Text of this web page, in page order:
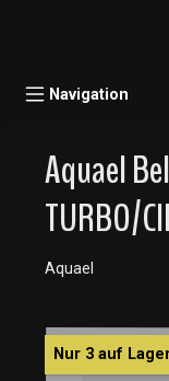
Navigation
Aquael
TURBO/
Aquael
Bildergalerie
Nur 3 auf